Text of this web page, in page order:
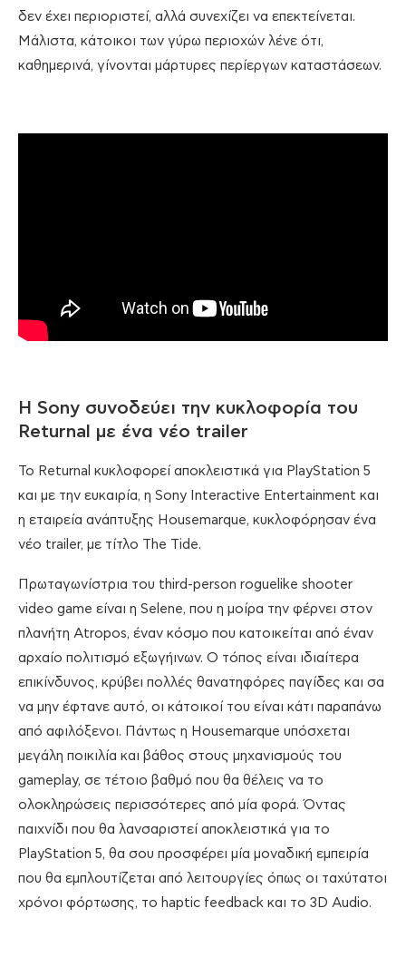
δεν έχει περιοριστεί, αλλά συνεχίζει να επεκτείνεται.
Μάλιστα, κάτοικοι των γύρω περιοχών λένε ότι,
καθημερινά, γίνονται μάρτυρες περίεργων καταστάσεων.
H Sony συνοδεύει την κυκλοφορία του
Returnal με ένα νέο trailer
Το Returnal κυκλοφορεί αποκλειστικά για PlayStation 5
και με την ευκαιρία, η Sony Interactive Entertainment και
η εταιρεία ανάπτυξης Housemarque, κυκλοφόρησαν ένα
νέο trailer, με τίτλο The Tide.
Πρωταγωνίστρια του third-person roguelike shooter
video game είναι η Selene, που η μοίρα την φέρνει στον
πλανήτη Atropos, έναν κόσμο που κατοικείται από έναν
αρχαίο πολιτισμό εξωγήινων. Ο τόπος είναι ιδιαίτερα
επικίνδυνος, κρύβει πολλές θανατηφόρες παγίδες και σα
να μην έφτανε αυτό, οι κάτοικοί του είναι κάτι παραπάνω
από αφιλόξενοι. Πάντως η Housemarque υπόσχεται
μεγάλη ποικιλία και βάθος στους μηχανισμούς του
gameplay, σε τέτοιο βαθμό που θα θέλεις να το
ολοκληρώσεις περισσότερες από μία φορά. Όντας
παιχνίδι που θα λανσαριστεί αποκλειστικά για το
PlayStation 5, θα σου προσφέρει μία μοναδική εμπειρία
που θα εμπλουτίζεται από λειτουργίες όπως οι ταχύτατοι
χρόνοι φόρτωσης, το haptic feedback και το 3D Audio.